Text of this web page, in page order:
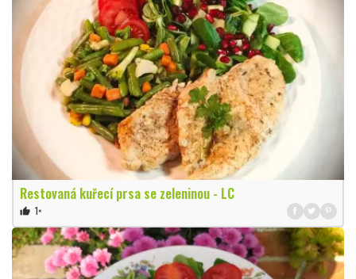
Restovaná kuřecí prsa se zeleninou - LC
thumb_up 1×